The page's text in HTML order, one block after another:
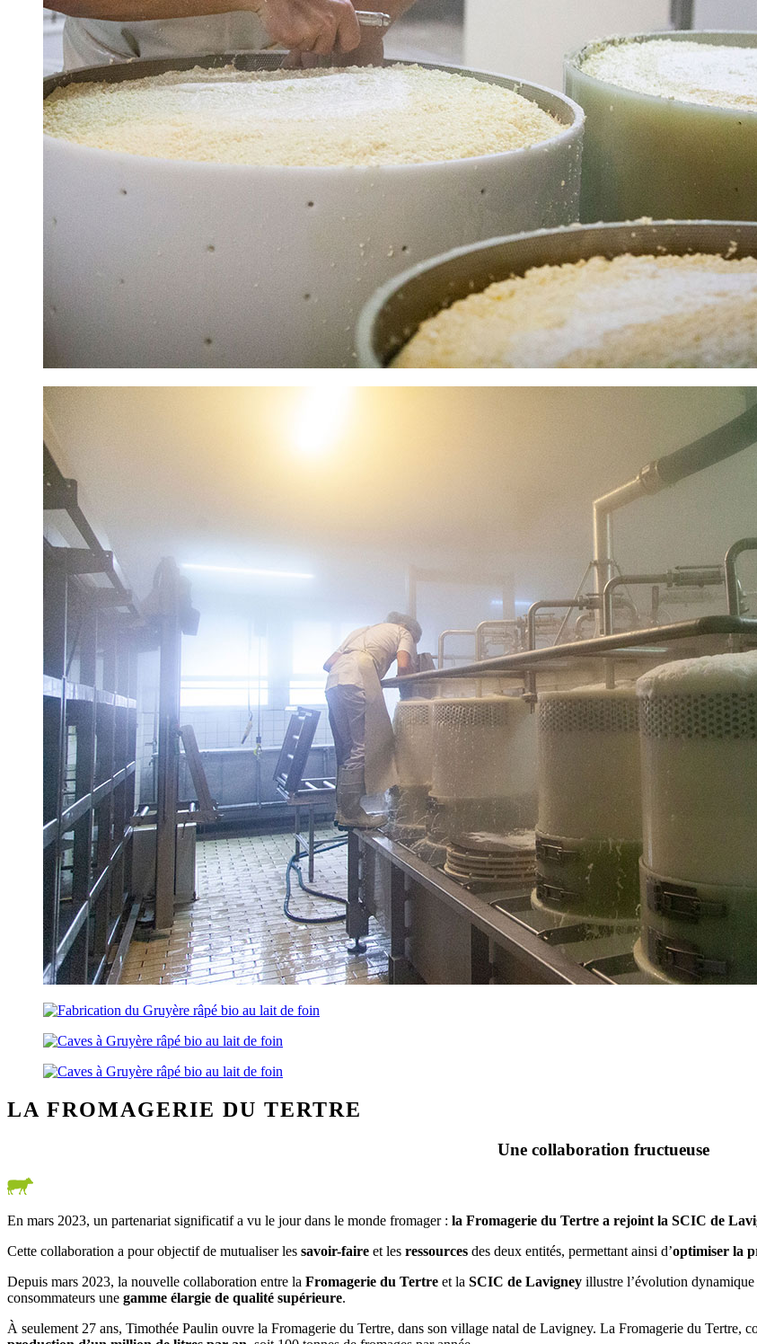
LA FROMAGERIE DU TERTRE
Une collaboration fructueuse
En mars 2023, un partenariat significatif a vu le jour dans le monde fromager : la Fromagerie du Tertre a rejoint la SCIC de
Cette collaboration a pour objectif de mutualiser les savoir-faire et les ressources des deux entités, permettant ainsi d’optimiser la
Depuis mars 2023, la nouvelle collaboration entre la Fromagerie du Tertre et la SCIC de Lavigney illustre l’évolution
consommateurs une gamme élargie de qualité supérieure.
À seulement 27 ans, Timothée Paulin ouvre la Fromagerie du Tertre, dans son village natal de Lavigney. La Fromagerie du Tertre,